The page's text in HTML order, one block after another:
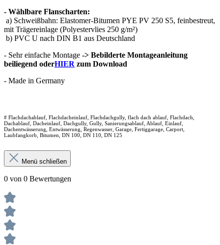
- Wählbare Flanscharten:
a) Schweißbahn: Elastomer-Bitumen PYE PV 250 S5, feinbestreut,
mit Trägereinlage (Polyestervlies 250 g/m²)
b) PVC U nach DIN B1 aus Deutschland
- Sehr einfache Montage -> Bebilderte Montageanleitung
beiliegend oderHIER zum Download
- Made in Germany
# Flachdachablauf, Flachdacheinlauf, Flachdachgully, flach dach ablauf, Flachdach,
Dachablauf, Dacheinlauf, Dachgully, Gully, Sanierungsablauf, Ablauf, Einlauf,
Dachentwässerung, Entwässerung, Regenwasser, Garage, Fertiggarage, Carport,
Laubfangkorb, Bitumen, DN 100, DN 110, DN 125
Menü schließen
0 von 0 Bewertungen